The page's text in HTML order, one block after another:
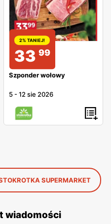
2% TANIEJ!
33 99
Szponder wołowy
5 -12 sie 2026
SUPERMARKET
wiadomości